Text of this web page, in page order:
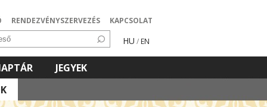
RENDEZVÉNYSZERVEZÉS KAPCSOLAT
HU / EN
JEGYEK